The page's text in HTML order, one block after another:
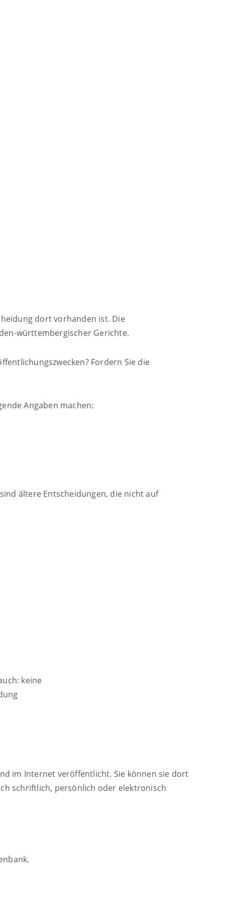
dort vorhanden ist. Die
württembergischer Gerichte.
Fordern Sie die
Angaben machen:
ältere Entscheidungen, die nicht auf
keine
im Internet veröffentlicht. Sie können sie dort
schriftlich, persönlich oder elektronisch
.